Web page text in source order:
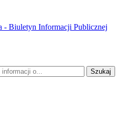
- Biuletyn Informacji Publicznej
Szukaj